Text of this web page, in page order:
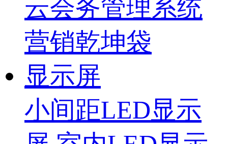
云会务管理系统
营销乾坤袋
显示屏
小间距LED显示